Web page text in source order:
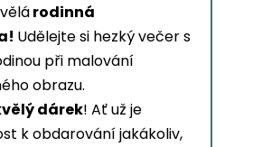
rodinná
Udělejte si hezký večer s
při malování
obrazu.
dárek! Ať už je
k obdarování jakákoliv,